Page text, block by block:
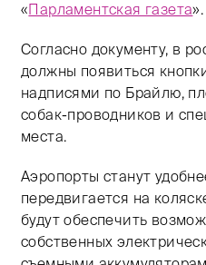
«Парламентская газета».
Согласно документу, в
должны появиться
надписями по Брайлю,
собак-проводников и
места.
Аэропорты станут
передвигается на
будут обеспечить
собственных